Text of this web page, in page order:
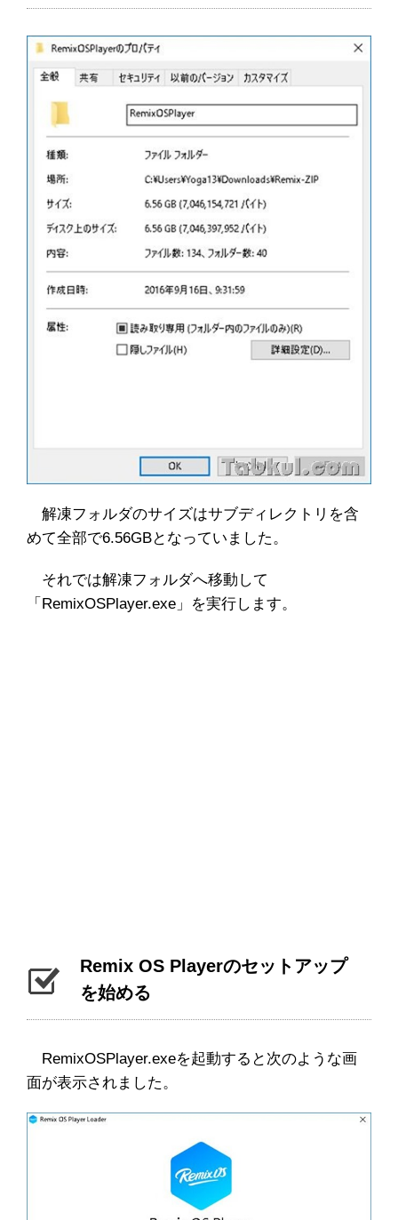
解凍フォルダのサイズはサブディレクトリを含
めて全部で6.56GBとなっていました。
それでは解凍フォルダへ移動して
「RemixOSPlayer.exe」を実行します。
Remix OS Playerのセットアップ
を始める
RemixOSPlayer.exeを起動すると次のような画
面が表示されました。